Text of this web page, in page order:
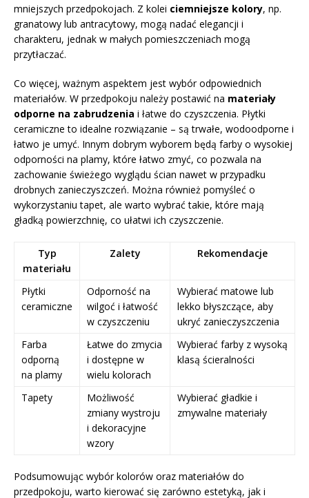
mniejszych przedpokojach. Z kolei ciemniejsze kolory, np.
granatowy lub antracytowy, mogą nadać elegancji i
charakteru, jednak w małych pomieszczeniach mogą
przytłaczać.
Co więcej, ważnym aspektem jest wybór odpowiednich
materiałów. W przedpokoju należy postawić na materiały
odporne na zabrudzenia i łatwe do czyszczenia. Płytki
ceramiczne to idealne rozwiązanie – są trwałe, wodoodporne i
łatwo je umyć. Innym dobrym wyborem będą farby o wysokiej
odporności na plamy, które łatwo zmyć, co pozwala na
zachowanie świeżego wyglądu ścian nawet w przypadku
drobnych zanieczyszczeń. Można również pomyśleć o
wykorzystaniu tapet, ale warto wybrać takie, które mają
gładką powierzchnię, co ułatwi ich czyszczenie.
Typ
materiału
Zalety Rekomendacje
Płytki
ceramiczne
Odporność na
wilgoć i łatwość
w czyszczeniu
Wybierać matowe lub
lekko błyszczące, aby
ukryć zanieczyszczenia
Farba
odporną
na plamy
Łatwe do zmycia
i dostępne w
wielu kolorach
Wybierać farby z wysoką
klasą ścieralności
Tapety
Możliwość
zmiany wystroju
i dekoracyjne
wzory
Wybierać gładkie i
zmywalne materiały
Podsumowując wybór kolorów oraz materiałów do
przedpokoju, warto kierować się zarówno estetyką, jak i